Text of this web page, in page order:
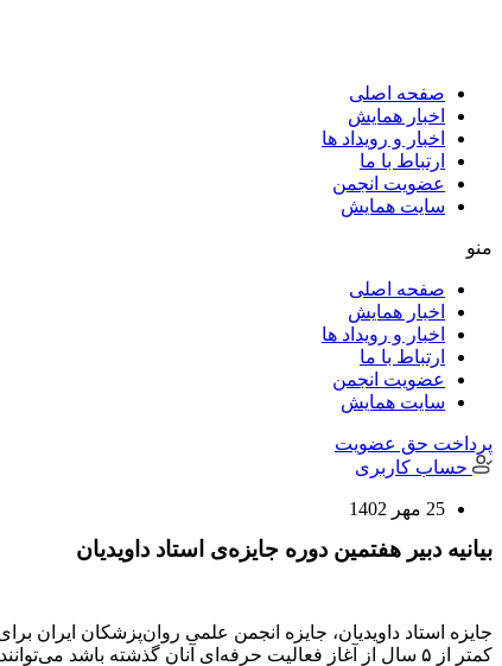
صفحه اصلی
اخبار همایش
اخبار و رویداد ها
ارتباط با ما
عضویت انجمن
سایت همایش
منو
صفحه اصلی
اخبار همایش
اخبار و رویداد ها
ارتباط با ما
عضویت انجمن
سایت همایش
پرداخت حق عضویت
حساب کاربری
25 مهر 1402
بیانیه دبیر هفتمین دوره جایزه‌ی استاد داویدیان
جایزه استاد داویدیان، جایزه انجمن علمی روان‌پزشکان